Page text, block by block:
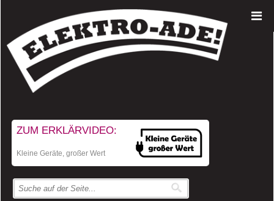
ZUM ERKLÄRVIDEO:
Kleine Geräte, großer Wert